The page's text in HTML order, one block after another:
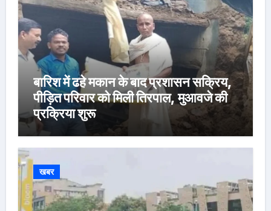
बारिश में ढहे मकान के बाद प्रशासन सक्रिय,
पीड़ित परिवार को मिली तिरपाल, मुआवजे की
प्रक्रिया शुरू
खबर